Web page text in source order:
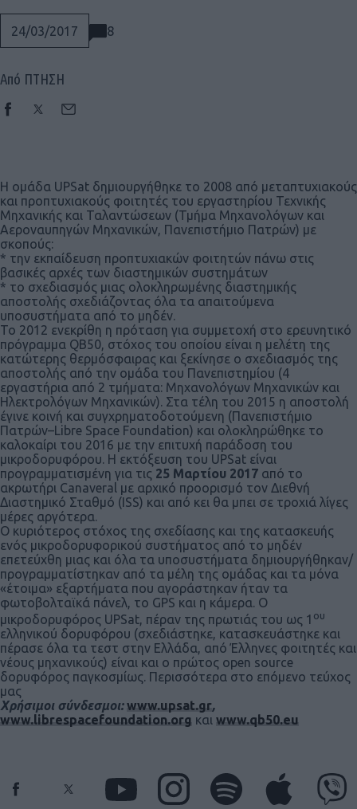
24/03/2017 8
Από ΠΤΗΣΗ
Η ομάδα UPSat δημιουργήθηκε το 2008 από μεταπτυχιακούς
και προπτυχιακούς φοιτητές του εργαστηρίου Τεχνικής
Μηχανικής και Ταλαντώσεων (Τμήμα Μηχανολόγων και
Αεροναυπηγών Μηχανικών, Πανεπιστήμιο Πατρών) με
σκοπούς:
* την εκπαίδευση προπτυχιακών φοιτητών πάνω στις
βασικές αρχές των διαστημικών συστημάτων
* το σχεδιασμός μιας ολοκληρωμένης διαστημικής
αποστολής σχεδιάζοντας όλα τα απαιτούμενα
υποσυστήματα από το μηδέν.
To 2012 ενεκρίθη η πρόταση για συμμετοχή στο ερευνητικό
πρόγραμμα QB50, στόχος του οποίου είναι η μελέτη της
κατώτερης θερμόσφαιρας και ξεκίνησε ο σχεδιασμός της
αποστολής από την ομάδα του Πανεπιστημίου (4
εργαστήρια από 2 τμήματα: Μηχανολόγων Μηχανικών και
Ηλεκτρολόγων Μηχανικών). Στα τέλη του 2015 η αποστολή
έγινε κοινή και συγχρηματοδοτούμενη (Πανεπιστήμιο
Πατρών–Libre Space Foundation) και ολοκληρώθηκε το
καλοκαίρι του 2016 με την επιτυχή παράδοση του
μικροδορυφόρου. Η εκτόξευση του UPSat είναι
προγραμματισμένη για τις 25 Μαρτίου 2017 από το
ακρωτήρι Canaveral με αρχικό προορισμό τον Διεθνή
Διαστημικό Σταθμό (ISS) και από κει θα μπει σε τροχιά λίγες
μέρες αργότερα.
Ο κυριότερος στόχος της σχεδίασης και της κατασκευής
ενός μικροδορυφορικού συστήματος από το μηδέν
επετεύχθη μιας και όλα τα υποσυστήματα δημιουργήθηκαν/
προγραμματίστηκαν από τα μέλη της ομάδας και τα μόνα
«έτοιμα» εξαρτήματα που αγοράστηκαν ήταν τα
φωτοβολταϊκά πάνελ, το GPS και η κάμερα. Ο
μικροδορυφόρος UPSat, πέραν της πρωτιάς του ως 1 ου
ελληνικού δορυφόρου (σχεδιάστηκε, κατασκευάστηκε και
πέρασε όλα τα τεστ στην Ελλάδα, από Έλληνες φοιτητές και
νέους μηχανικούς) είναι και ο πρώτος open source
δορυφόρος παγκοσμίως. Περισσότερα στο επόμενο τεύχος
μας
Χρήσιμοι σύνδεσμοι:www.upsat.gr,
www.librespacefoundation.org και www.qb50.eu